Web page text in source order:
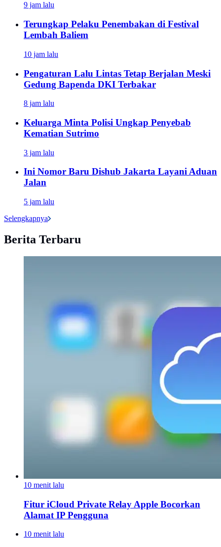
9 jam lalu
Terungkap Pelaku Penembakan di Festival
Lembah Baliem
10 jam lalu
Pengaturan Lalu Lintas Tetap Berjalan Meski
Gedung Bapenda DKI Terbakar
8 jam lalu
Keluarga Minta Polisi Ungkap Penyebab
Kematian Sutrimo
3 jam lalu
Ini Nomor Baru Dishub Jakarta Layani Aduan
Jalan
5 jam lalu
Selengkapnya
Berita Terbaru
10 menit lalu
Fitur iCloud Private Relay Apple Bocorkan
Alamat IP Pengguna
10 menit lalu